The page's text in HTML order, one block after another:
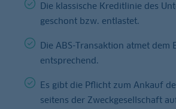
Die klassische Kreditlinie des
geschont bzw. entlastet.
Die ABS-Transaktion atmet dem
entsprechend.
Es gibt die Pflicht zum Ankauf
seitens der Zweckgesellschaft